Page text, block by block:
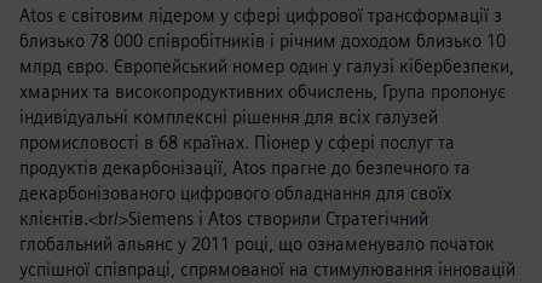
Atos є світовим лідером у сфері цифрової трансформації з
близько 78 000 співробітників і річним доходом близько 10
млрд євро. Європейський номер один у галузі кібербезпеки,
хмарних та високопродуктивних обчислень, Група пропонує
індивідуальні комплексні рішення для всіх галузей
промисловості в 68 країнах. Піонер у сфері послуг та
продуктів декарбонізації, Atos прагне до безпечного та
декарбонізованого цифрового обладнання для своїх
клієнтів.<br/>Siemens і Atos створили Стратегічний
глобальний альянс у 2011 році, що ознаменувало початок
успішної співпраці, спрямованої на стимулювання інновацій